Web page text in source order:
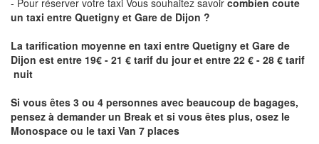
- Pour réserver votre taxi Vous souhaitez savoir combien coute
un taxi entre Quetigny et Gare de Dijon ?
La tarification moyenne en taxi entre Quetigny et Gare de
Dijon est entre 19€ - 21 € tarif du jour et entre 22 € - 28 € tarif
nuit
Si vous êtes 3 ou 4 personnes avec beaucoup de bagages,
pensez à demander un Break et si vous êtes plus, osez le
Monospace ou le taxi Van 7 places